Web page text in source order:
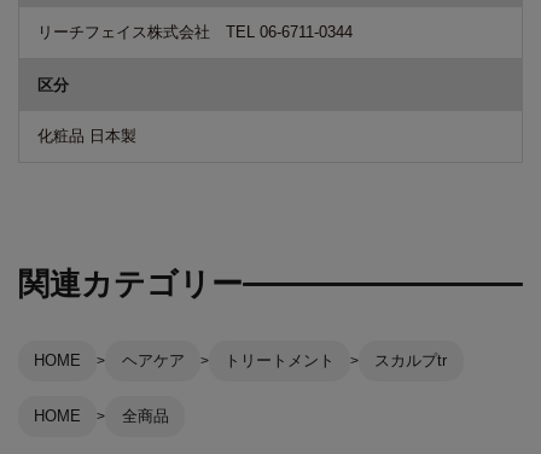
リーチフェイス株式会社 TEL 06-6711-0344
区分
化粧品 日本製
関連カテゴリー
HOME ヘアケア トリートメント スカルプtr
HOME 全商品